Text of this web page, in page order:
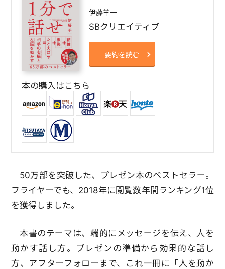
伊藤羊一
SBクリエイティブ
要約を読む
本の購入はこちら
50万部を突破した、プレゼン本のベストセラー。
フライヤーでも、2018年に閲覧数年間ランキング1位
を獲得しました。
本書のテーマは、端的にメッセージを伝え、人を
動かす話し方。プレゼンの準備から効果的な話し
方、アフターフォローまで、これ一冊に「人を動か